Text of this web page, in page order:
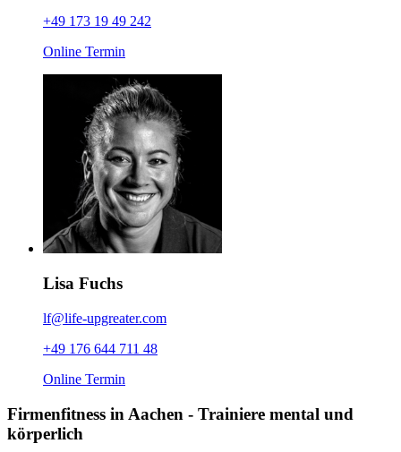
+49 173 19 49 242
Online Termin
Lisa Fuchs
lf@life-upgreater.com
+49 176 644 711 48
Online Termin
Firmenfitness in Aachen - Trainiere mental und
körperlich